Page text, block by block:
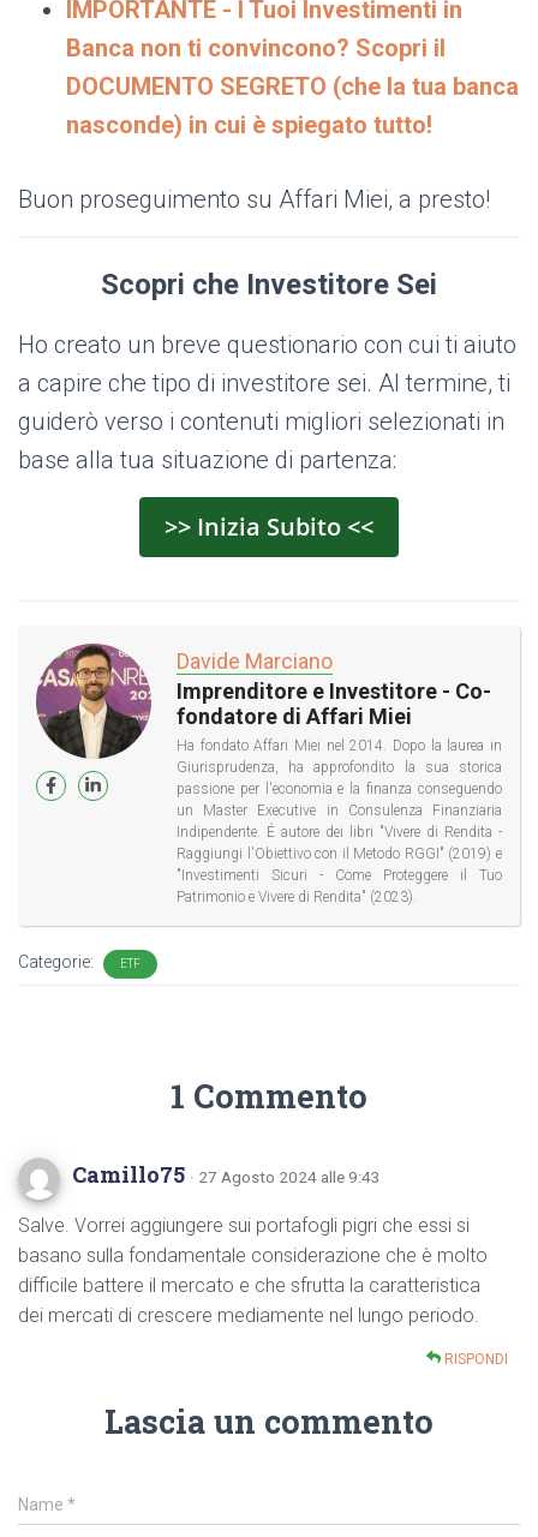
IMPORTANTE - I Tuoi Investimenti in
Banca non ti convincono? Scopri il
DOCUMENTO SEGRETO (che la tua banca
nasconde) in cui è spiegato tutto!
Buon proseguimento su Affari Miei, a presto!
Scopri che Investitore Sei
Ho creato un breve questionario con cui ti aiuto
a capire che tipo di investitore sei. Al termine, ti
guiderò verso i contenuti migliori selezionati in
base alla tua situazione di partenza:
>> Inizia Subito <<
Davide Marciano
Imprenditore e Investitore - Co-
fondatore di Affari Miei
Ha fondato Affari Miei nel 2014. Dopo la laurea in
Giurisprudenza, ha approfondito la sua storica
passione per l'economia e la finanza conseguendo
un Master Executive in Consulenza Finanziaria
Indipendente. É autore dei libri "Vivere di Rendita -
Raggiungi l'Obiettivo con il Metodo RGGI" (2019) e
"Investimenti Sicuri - Come Proteggere il Tuo
Patrimonio e Vivere di Rendita" (2023).
Categorie: ETF
1 Commento
Camillo75 · 27 Agosto 2024 alle 9:43
Salve. Vorrei aggiungere sui portafogli pigri che essi si
basano sulla fondamentale considerazione che è molto
difficile battere il mercato e che sfrutta la caratteristica
dei mercati di crescere mediamente nel lungo periodo.
RISPONDI
Lascia un commento
Name *